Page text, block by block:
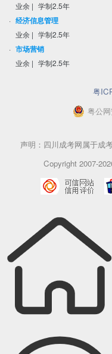
业余 | 学制2.5年
· 经济信息管理
业余 | 学制2.5年
· 市场营销
业余 | 学制2.5年
粤
粤公
声明：四川成考网属于成
Copyright 2007-